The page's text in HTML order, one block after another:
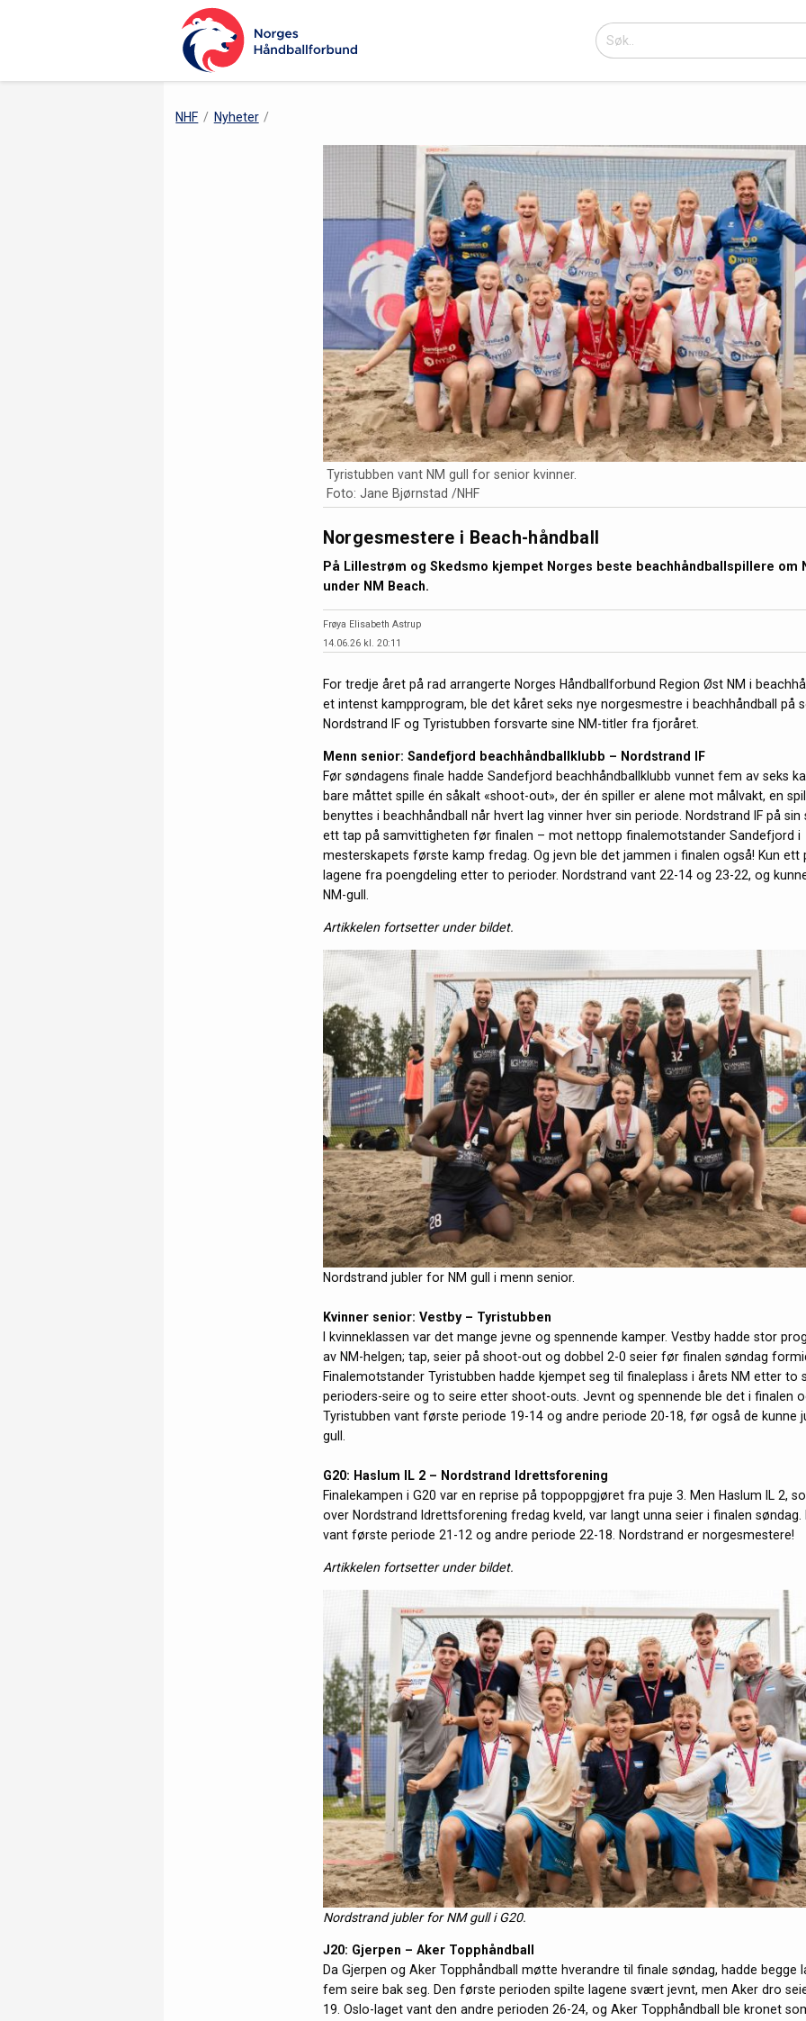
NHF Nyheter
Tyristubben vant NM gull for senior kvinner.
Foto: Jane Bjørnstad /NHF
Norgesmestere i Beach-håndball
På Lillestrøm og Skedsmo kjempet Norges beste beachhåndballspillere om
under NM Beach.
Frøya Elisabeth Astrup
14.06.26 kl. 20:11
For tredje året på rad arrangerte Norges Håndballforbund Region Øst NM i
et intenst kampprogram, ble det kåret seks nye norgesmestre i beachhåndball på
Nordstrand IF og Tyristubben forsvarte sine NM-titler fra fjoråret.
Menn senior: Sandefjord beachhåndballklubb – Nordstrand IF
Før søndagens finale hadde Sandefjord beachhåndballklubb vunnet fem av seks
bare måttet spille én såkalt «shoot-out», der én spiller er alene mot målvakt, en
benyttes i beachhåndball når hvert lag vinner hver sin periode. Nordstrand IF på sin
ett tap på samvittigheten før finalen – mot nettopp finalemotstander Sandefjord i
mesterskapets første kamp fredag. Og jevn ble det jammen i finalen også! Kun ett
lagene fra poengdeling etter to perioder. Nordstrand vant 22-14 og 23-22, og
NM-gull.
Artikkelen fortsetter under bildet.
Nordstrand jubler for NM gull i menn senior.
Kvinner senior: Vestby – Tyristubben
I kvinneklassen var det mange jevne og spennende kamper. Vestby hadde stor
av NM-helgen; tap, seier på shoot-out og dobbel 2-0 seier før finalen søndag
Finalemotstander Tyristubben hadde kjempet seg til finaleplass i årets NM etter to
perioders-seire og to seire etter shoot-outs. Jevnt og spennende ble det i finalen
Tyristubben vant første periode 19-14 og andre periode 20-18, før også de kunne
gull.
G20: Haslum IL 2 – Nordstrand Idrettsforening
Finalekampen i G20 var en reprise på toppoppgjøret fra puje 3. Men Haslum IL 2,
over Nordstrand Idrettsforening fredag kveld, var langt unna seier i finalen søndag.
vant første periode 21-12 og andre periode 22-18. Nordstrand er norgesmestere!
Artikkelen fortsetter under bildet.
Nordstrand jubler for NM gull i G20.
J20: Gjerpen – Aker Topphåndball
Da Gjerpen og Aker Topphåndball møtte hverandre til finale søndag, hadde begge
fem seire bak seg. Den første perioden spilte lagene svært jevnt, men Aker dro
19. Oslo-laget vant den andre perioden 26-24, og Aker Topphåndball ble kronet